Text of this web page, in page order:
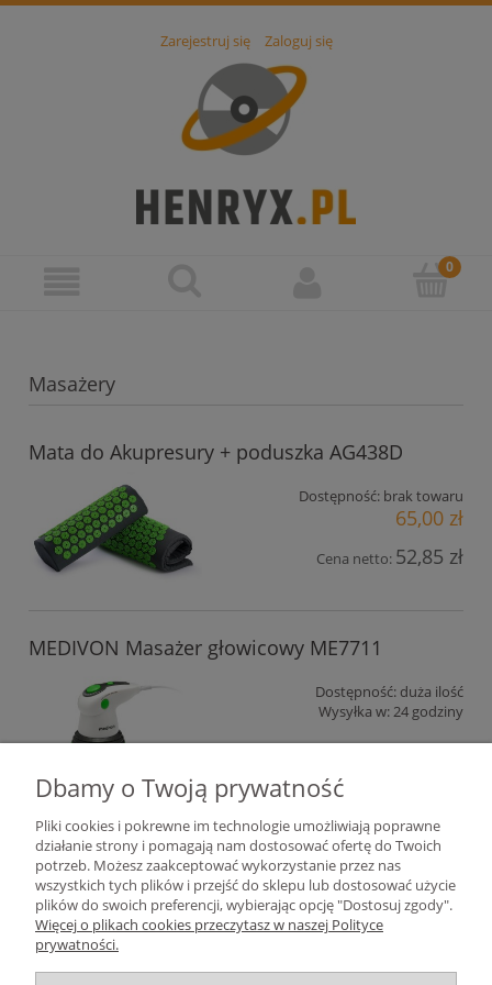
Zarejestruj się Zaloguj się
Masażery
Mata do Akupresury + poduszka AG438D
Dostępność: brak towaru
65,00 zł
Cena netto: 52,85 zł
MEDIVON Masażer głowicowy ME7711
Dostępność: duża ilość
Wysyłka w:24 godziny
Cena netto:
do koszyka
Pomoc
Moje konto
Dbamy o Twoją prywatność
Pliki cookies i pokrewne im technologie umożliwiają poprawne
działanie strony i pomagają nam dostosować ofertę do Twoich
potrzeb. Możesz zaakceptować wykorzystanie przez nas
wszystkich tych plików i przejść do sklepu lub dostosować użycie
plików do swoich preferencji, wybierając opcję "Dostosuj zgody".
Więcej o plikach cookies przeczytasz w naszej Polityce
prywatności.